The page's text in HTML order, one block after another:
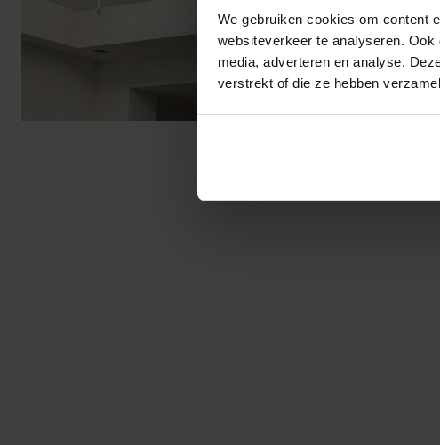
We gebruiken cookies om content
websiteverkeer te analyseren.
media, adverteren en analyse.
verstrekt of die ze hebben